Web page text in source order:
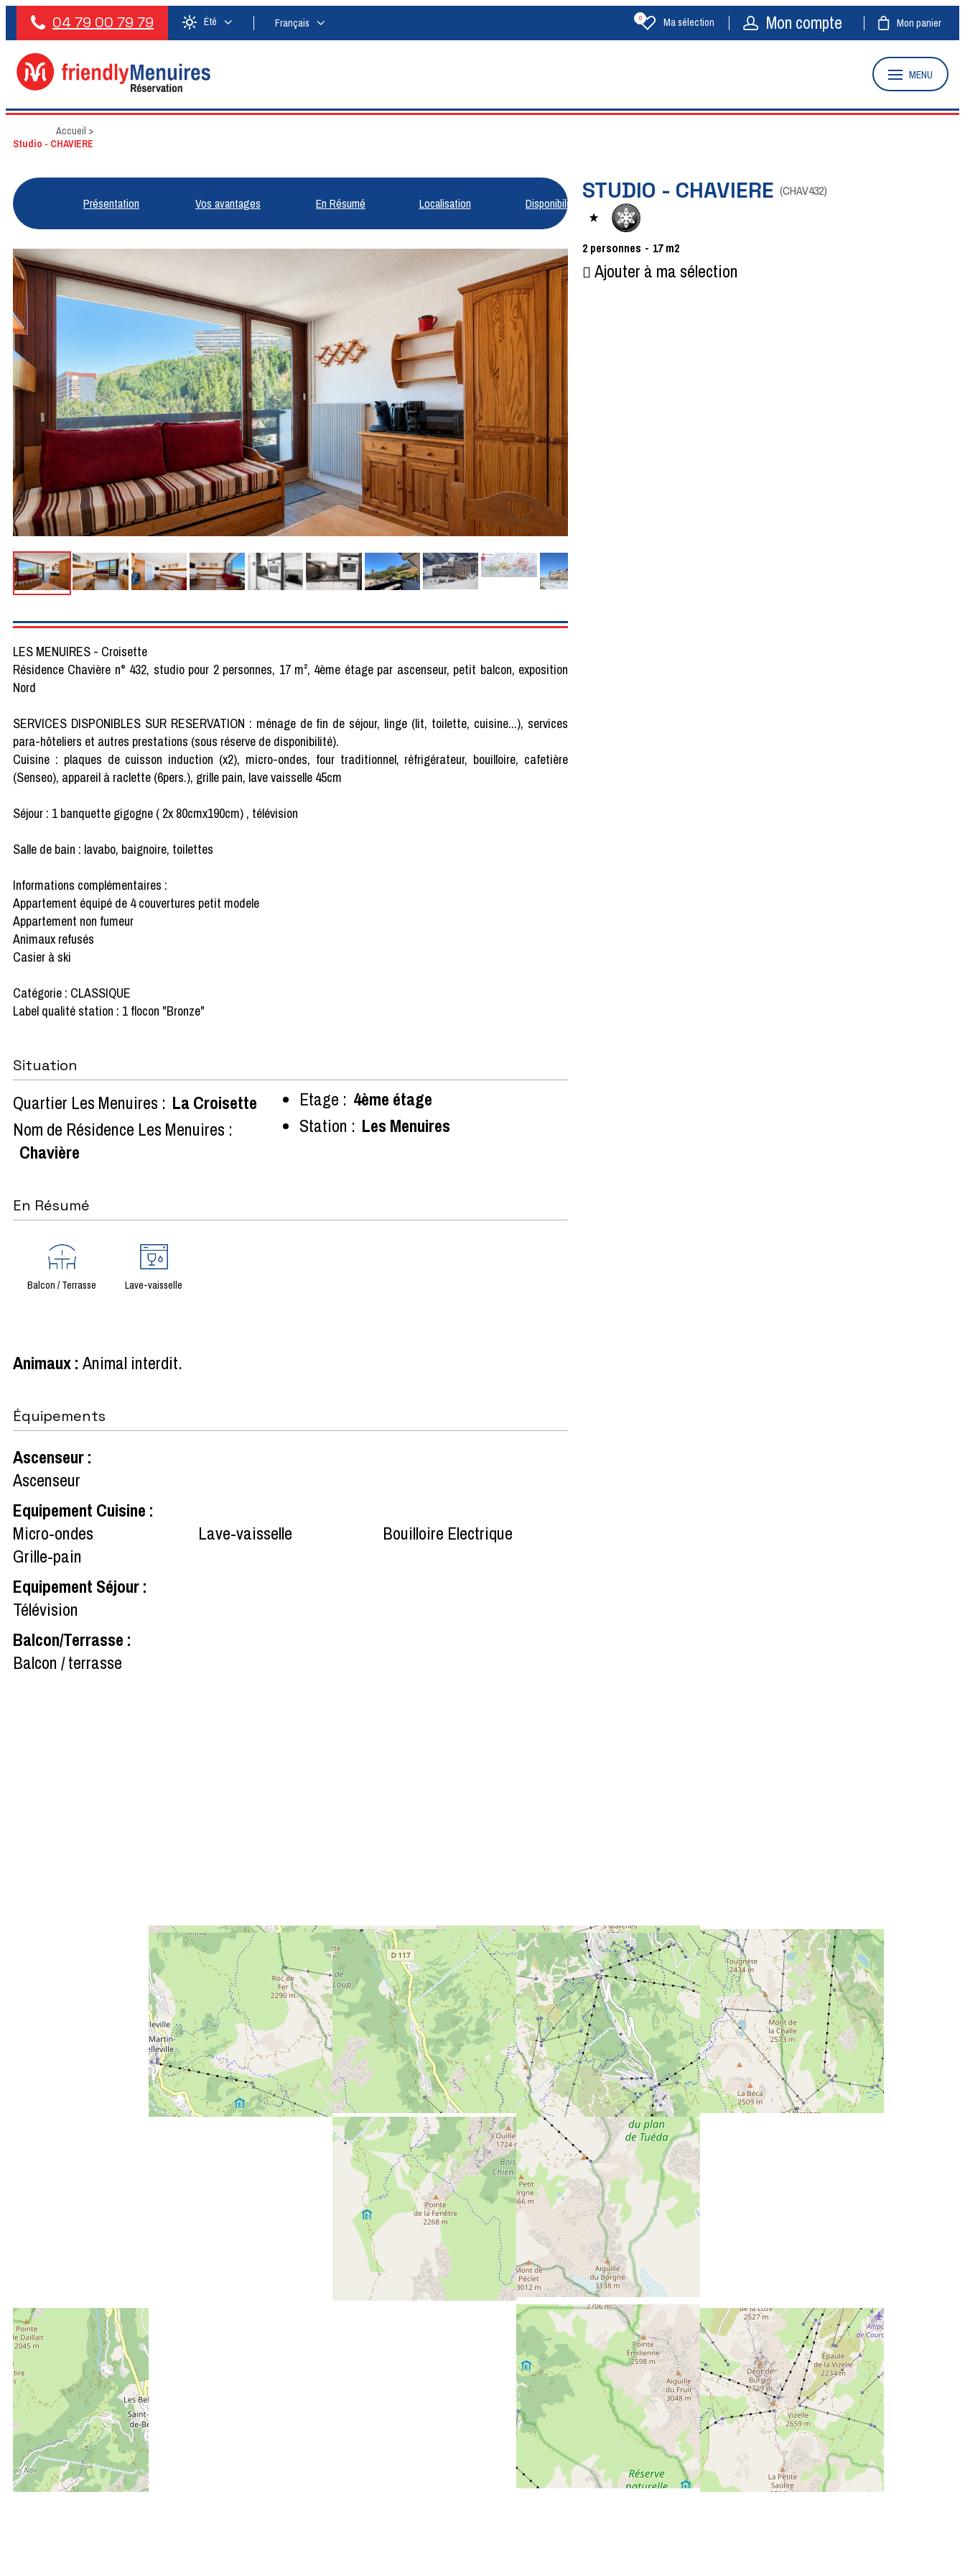
04 79 00 79 79 Été Français Ma sélection
0 Mon compte Mon panier
MENU
Accueil >
Studio - CHAVIERE
Présentation Vos avantages En Résumé Localisation Disponibilités STUDIO - CHAVIERE (CHAV432)
2 personnes 17 m2
Ajouter à ma sélection
LES MENUIRES - Croisette
Résidence Chavière n° 432, studio pour 2 personnes, 17 m², 4ème étage par ascenseur, petit balcon, exposition
Nord
SERVICES DISPONIBLES SUR RESERVATION : ménage de fin de séjour, linge (lit, toilette, cuisine...), services
para-hôteliers et autres prestations (sous réserve de disponibilité).
Cuisine : plaques de cuisson induction (x2), micro-ondes, four traditionnel, réfrigérateur, bouilloire, cafetière
(Senseo), appareil à raclette (6pers.), grille pain, lave vaisselle 45cm
Séjour : 1 banquette gigogne ( 2x 80cmx190cm) , télévision
Salle de bain : lavabo, baignoire, toilettes
Informations complémentaires :
Appartement équipé de 4 couvertures petit modele
Appartement non fumeur
Animaux refusés
Casier à ski
Catégorie : CLASSIQUE
Label qualité station : 1 flocon "Bronze"
Situation
Quartier Les Menuires : La Croisette
Nom de Résidence Les Menuires :
Chavière
Etage : 4ème étage
Station : Les Menuires
En Résumé
Balcon / Terrasse Lave-vaisselle
Animaux: Animal interdit
Équipements
Ascenseur:
Ascenseur
Equipement Cuisine :
Micro-ondes
Lave-vaisselle
Bouilloire Electrique
Grille-pain
Equipement Séjour:
Télévision
Balcon/Terrasse :
Balcon / terrasse